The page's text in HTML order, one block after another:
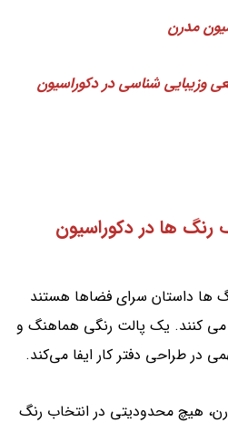
مدرن
وزیبایی شناسی در دکوراسیون
رنگ ها در دکوراسیون
ها داستان سرای فضاها هستند
می کنند. یک پالت رنگی هماهنگ و
در طراحی دفتر کار ایفا می‌کند.
هیچ محدودیتی در انتخاب رنگ